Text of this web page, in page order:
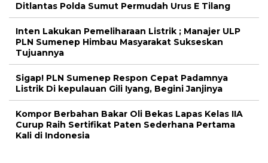
Ditlantas Polda Sumut Permudah Urus E Tilang
Inten Lakukan Pemeliharaan Listrik ; Manajer ULP
PLN Sumenep Himbau Masyarakat Sukseskan
Tujuannya
Sigap! PLN Sumenep Respon Cepat Padamnya
Listrik Di kepulauan Gili Iyang, Begini Janjinya
Kompor Berbahan Bakar Oli Bekas Lapas Kelas IIA
Curup Raih Sertifikat Paten Sederhana Pertama
Kali di Indonesia